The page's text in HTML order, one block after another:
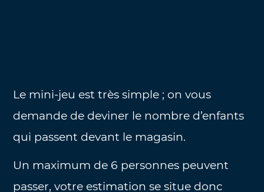
Le mini-jeu est très simple ; on vous
demande de deviner le nombre d’enfants
qui passent devant le magasin.
Un maximum de 6 personnes peuvent
passer, votre estimation se situe donc